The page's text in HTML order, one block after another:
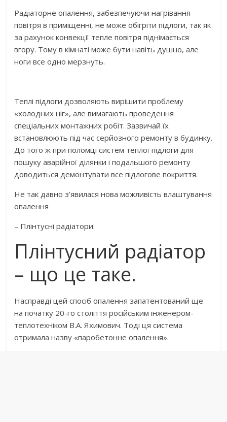
Радіаторне опалення, забезпечуючи нагрівання
повітря в приміщенні, не може обігріти підлоги, так як
за рахунок конвекції тепле повітря піднімається
вгору. Тому в кімнаті може бути навіть душно, але
ноги все одно мерзнуть.
Теплі підлоги дозволяють вирішити проблему
«холодних ніг», але вимагають проведення
спеціальних монтажних робіт. Зазвичай їх
встановлюють під час серйозного ремонту в будинку.
До того ж при поломці систем теплої підлоги для
пошуку аварійної ділянки і подальшого ремонту
доводиться демонтувати все підлогове покриття.
Не так давно з’явилася нова можливість влаштування
опалення
– Плінтусні радіатори.
Плінтусний радіатор
– що це таке.
Насправді цей спосіб опалення запатентований ще
на початку 20-го століття російським інженером-
теплотехніком В.А. Яхимович. Тоді ця система
отримала назву «паробетонне опалення».